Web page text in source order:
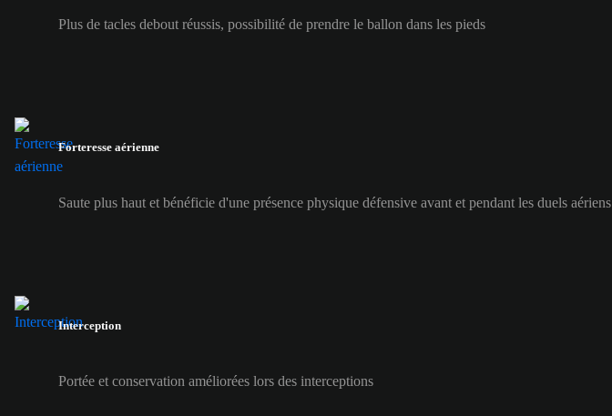
Plus de tacles debout réussis, possibilité de prendre le ballon dans les pieds
Forteresse aérienne
Saute plus haut et bénéficie d'une présence physique défensive avant et pendant les duels aériens
Interception
Portée et conservation améliorées lors des interceptions